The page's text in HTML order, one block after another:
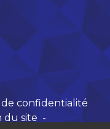
confidentialité
du site -